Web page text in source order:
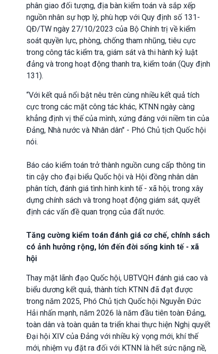
phân giao đối tượng, địa bàn kiểm toán và sắp xếp
nguồn nhân sự hợp lý, phù hợp với Quy định số 131-
QĐ/TW ngày 27/10/2023 của Bộ Chính trị về kiểm
soát quyền lực, phòng, chống tham nhũng, tiêu cực
trong công tác kiểm tra, giám sát và thi hành kỷ luật
đảng và trong hoạt động thanh tra, kiểm toán (Quy định
131).
“Với kết quả nổi bật nêu trên cùng nhiều kết quả tích
cực trong các mặt công tác khác, KTNN ngày càng
khẳng định vị thế của mình, xứng đáng với niềm tin của
Đảng, Nhà nước và Nhân dân" - Phó Chủ tịch Quốc hội
nói.
Báo cáo kiểm toán trở thành nguồn cung cấp thông tin
tin cậy cho đại biểu Quốc hội và Hội đồng nhân dân
phân tích, đánh giá tình hình kinh tế - xã hội, trong xây
dựng chính sách và trong hoạt động giám sát, quyết
định các vấn đề quan trọng của đất nước.
Tăng cường kiểm toán đánh giá cơ chế, chính sách
có ảnh hưởng rộng, lớn đến đời sống kinh tế - xã
hội
Thay mặt lãnh đạo Quốc hội, UBTVQH đánh giá cao và
biểu dương kết quả, thành tích KTNN đã đạt được
trong năm 2025, Phó Chủ tịch Quốc hội Nguyễn Đức
Hải nhấn mạnh, năm 2026 là năm đầu tiên toàn Đảng,
toàn dân và toàn quân ta triển khai thực hiện Nghị quyết
Đại hội XIV của Đảng với nhiều kỳ vọng mới, khí thế
mới, nhiệm vụ đặt ra đối với KTNN là hết sức nặng nề,